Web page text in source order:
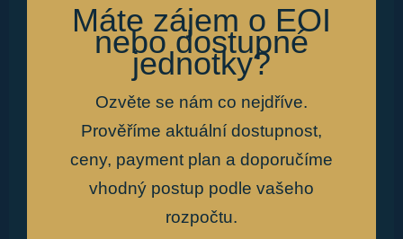
Máte zájem o EOI
nebo dostupné
jednotky?
Ozvěte se nám co nejdříve.
Prověříme aktuální dostupnost,
ceny, payment plan a doporučíme
vhodný postup podle vašeho
rozpočtu.